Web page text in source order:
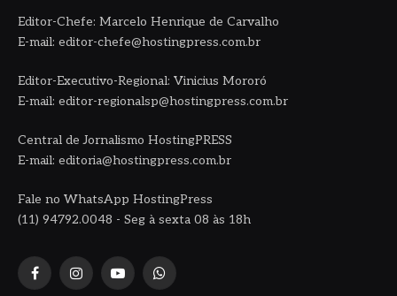
Editor-Chefe: Marcelo Henrique de Carvalho
E-mail: editor-chefe@hostingpress.com.br
Editor-Executivo-Regional: Vinicius Mororó
E-mail: editor-regionalsp@hostingpress.com.br
Central de Jornalismo HostingPRESS
E-mail: editoria@hostingpress.com.br
Fale no WhatsApp HostingPress
(11) 94792.0048 - Seg à sexta 08 às 18h
FacebookInstagramYouTubeWhatsApp